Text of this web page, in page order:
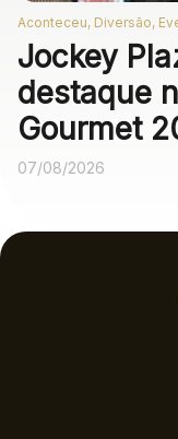
Aconteceu, Diversão,
Jockey
destaque
Gourmet
operações
melhores
07/08/2026